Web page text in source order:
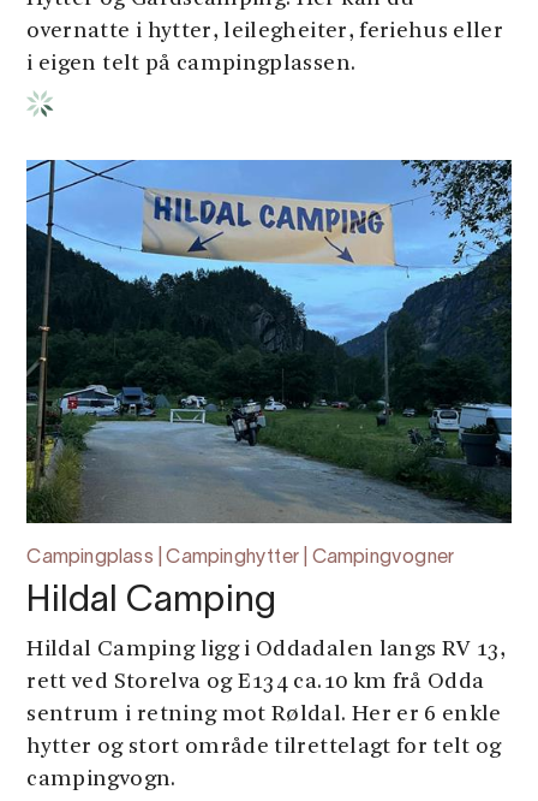
overnatte i hytter, leilegheiter, feriehus eller
i eigen telt på campingplassen.
Campingplass | Campinghytter | Campingvogner
Hildal Camping
Hildal Camping ligg i Oddadalen langs RV 13,
rett ved Storelva og E134 ca.10 km frå Odda
sentrum i retning mot Røldal. Her er 6 enkle
hytter og stort område tilrettelagt for telt og
campingvogn.